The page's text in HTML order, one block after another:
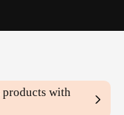
products with